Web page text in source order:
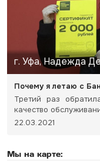
г. Уфа, Надежда
Почему я летаю с
Третий раз
качество
22.03.2021
Мы на карте: